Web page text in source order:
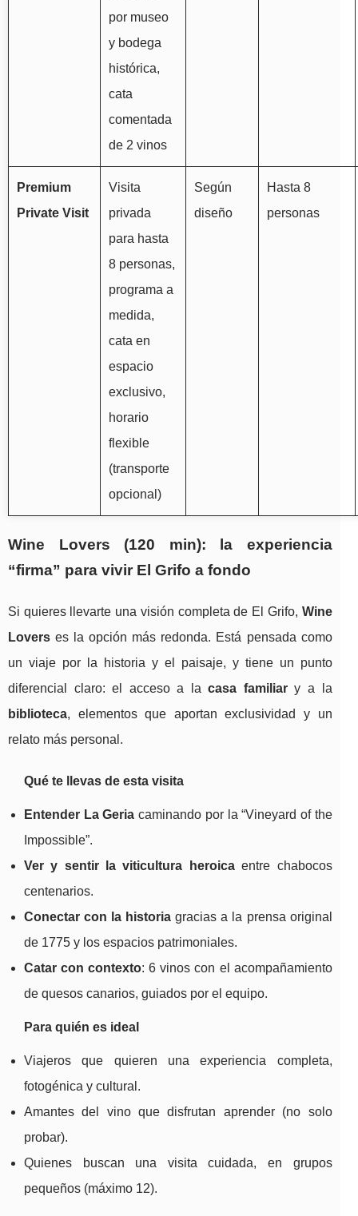
por museo
y bodega
histórica,
cata
comentada
de 2 vinos
Premium
Private Visit
Visita
privada
para hasta
8 personas,
programa a
medida,
cata en
espacio
exclusivo,
horario
flexible
(transporte
opcional)
Según
diseño
Hasta 8
personas
Wine Lovers (120 min): la experiencia
“firma” para vivir El Grifo a fondo
Si quieres llevarte una visión completa de El Grifo, Wine
Lovers es la opción más redonda. Está pensada como
un viaje por la historia y el paisaje, y tiene un punto
diferencial claro: el acceso a lacasa familiary a la
biblioteca, elementos que aportan exclusividad y un
relato más personal.
Qué te llevas de esta visita
Entender La Geria caminando por la “Vineyard of the
Impossible”.
Ver y sentir la viticultura heroicaentre chabocos
centenarios.
Conectar con la historia gracias a la prensa original
de 1775 y los espacios patrimoniales.
Catar con contexto: 6 vinos con el acompañamiento
de quesos canarios, guiados por el equipo.
Para quién es ideal
Viajeros que quieren una experiencia completa,
fotogénica y cultural.
Amantes del vino que disfrutan aprender (no solo
probar).
Quienes buscan una visita cuidada, en grupos
pequeños (máximo 12).